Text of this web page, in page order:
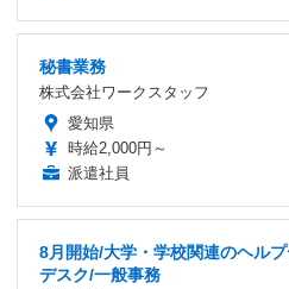
秘書業務
株式会社ワークスタッフ
愛知県
時給2,000円～
派遣社員
8月開始/大学・学校関連のヘル
デスク/一般事務